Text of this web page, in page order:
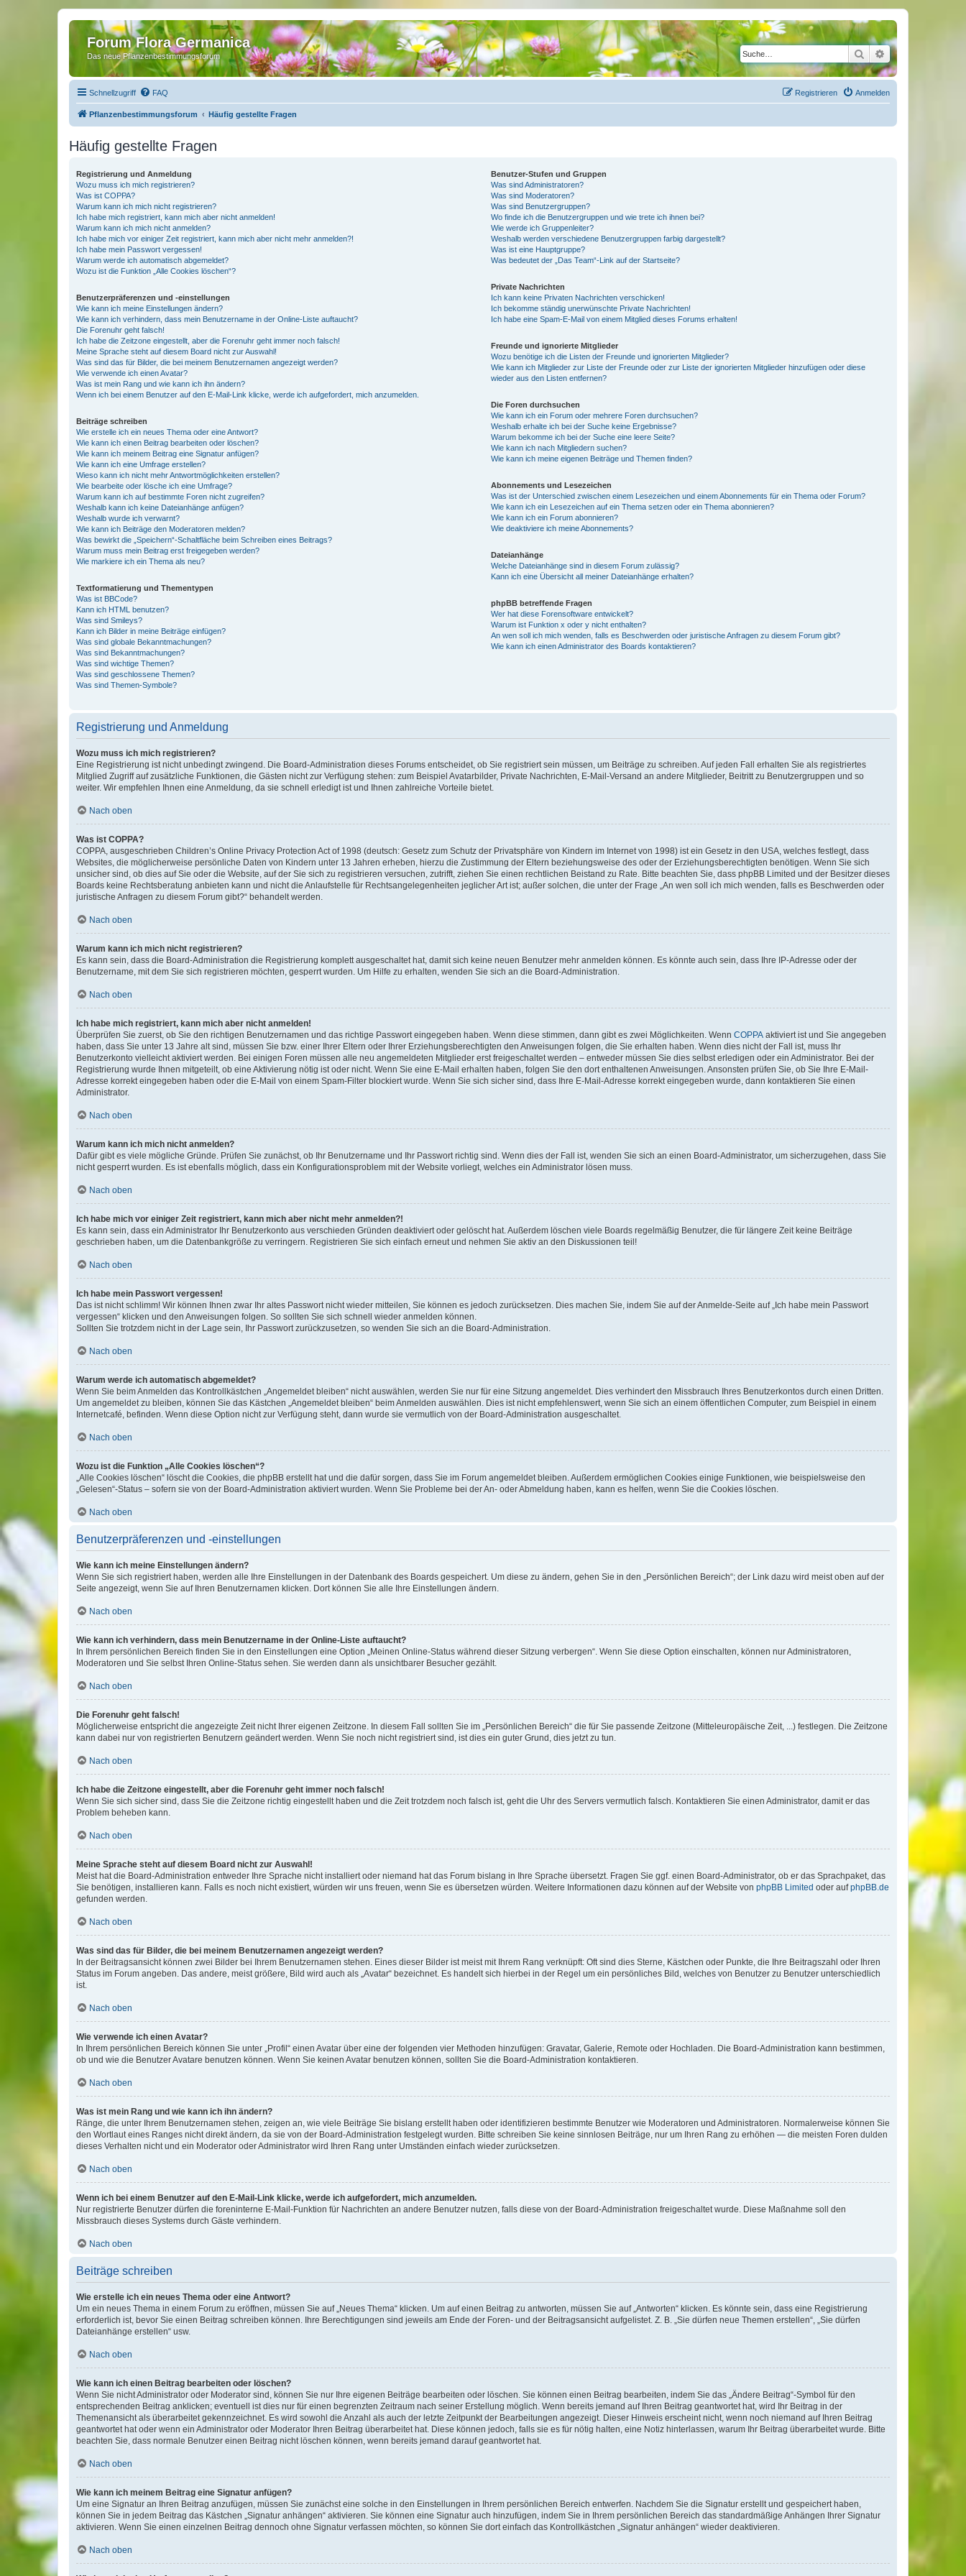
Forum Flora Germanica
Das neue Pflanzenbestimmungsforum SucheErweiterte Suche
Schnellzugriff FAQ Anmelden
Registrieren
Pflanzenbestimmungsforum Häufig gestellte Fragen
Häufig gestellte Fragen
Registrierung und Anmeldung
Wozu muss ich mich registrieren?
Was ist COPPA?
Warum kann ich mich nicht registrieren?
Ich habe mich registriert, kann mich aber nicht anmelden!
Warum kann ich mich nicht anmelden?
Ich habe mich vor einiger Zeit registriert, kann mich aber nicht mehr anmelden?!
Ich habe mein Passwort vergessen!
Warum werde ich automatisch abgemeldet?
Wozu ist die Funktion „Alle Cookies löschen“?
Benutzerpräferenzen und -einstellungen
Wie kann ich meine Einstellungen ändern?
Wie kann ich verhindern, dass mein Benutzername in der Online-Liste auftaucht?
Die Forenuhr geht falsch!
Ich habe die Zeitzone eingestellt, aber die Forenuhr geht immer noch falsch!
Meine Sprache steht auf diesem Board nicht zur Auswahl!
Was sind das für Bilder, die bei meinem Benutzernamen angezeigt werden?
Wie verwende ich einen Avatar?
Was ist mein Rang und wie kann ich ihn ändern?
Wenn ich bei einem Benutzer auf den E-Mail-Link klicke, werde ich aufgefordert, mich anzumelden.
Beiträge schreiben
Wie erstelle ich ein neues Thema oder eine Antwort?
Wie kann ich einen Beitrag bearbeiten oder löschen?
Wie kann ich meinem Beitrag eine Signatur anfügen?
Wie kann ich eine Umfrage erstellen?
Wieso kann ich nicht mehr Antwortmöglichkeiten erstellen?
Wie bearbeite oder lösche ich eine Umfrage?
Warum kann ich auf bestimmte Foren nicht zugreifen?
Weshalb kann ich keine Dateianhänge anfügen?
Weshalb wurde ich verwarnt?
Wie kann ich Beiträge den Moderatoren melden?
Was bewirkt die „Speichern“-Schaltfläche beim Schreiben eines Beitrags?
Warum muss mein Beitrag erst freigegeben werden?
Wie markiere ich ein Thema als neu?
Textformatierung und Thementypen
Was ist BBCode?
Kann ich HTML benutzen?
Was sind Smileys?
Kann ich Bilder in meine Beiträge einfügen?
Was sind globale Bekanntmachungen?
Was sind Bekanntmachungen?
Was sind wichtige Themen?
Was sind geschlossene Themen?
Was sind Themen-Symbole?
Benutzer-Stufen und Gruppen
Was sind Administratoren?
Was sind Moderatoren?
Was sind Benutzergruppen?
Wo finde ich die Benutzergruppen und wie trete ich ihnen bei?
Wie werde ich Gruppenleiter?
Weshalb werden verschiedene Benutzergruppen farbig dargestellt?
Was ist eine Hauptgruppe?
Was bedeutet der „Das Team“-Link auf der Startseite?
Private Nachrichten
Ich kann keine Privaten Nachrichten verschicken!
Ich bekomme ständig unerwünschte Private Nachrichten!
Ich habe eine Spam-E-Mail von einem Mitglied dieses Forums erhalten!
Freunde und ignorierte Mitglieder
Wozu benötige ich die Listen der Freunde und ignorierten Mitglieder?
Wie kann ich Mitglieder zur Liste der Freunde oder zur Liste der ignorierten Mitglieder hinzufügen oder diese
wieder aus den Listen entfernen?
Die Foren durchsuchen
Wie kann ich ein Forum oder mehrere Foren durchsuchen?
Weshalb erhalte ich bei der Suche keine Ergebnisse?
Warum bekomme ich bei der Suche eine leere Seite?
Wie kann ich nach Mitgliedern suchen?
Wie kann ich meine eigenen Beiträge und Themen finden?
Abonnements und Lesezeichen
Was ist der Unterschied zwischen einem Lesezeichen und einem Abonnements für ein Thema oder Forum?
Wie kann ich ein Lesezeichen auf ein Thema setzen oder ein Thema abonnieren?
Wie kann ich ein Forum abonnieren?
Wie deaktiviere ich meine Abonnements?
Dateianhänge
Welche Dateianhänge sind in diesem Forum zulässig?
Kann ich eine Übersicht all meiner Dateianhänge erhalten?
phpBB betreffende Fragen
Wer hat diese Forensoftware entwickelt?
Warum ist Funktion x oder y nicht enthalten?
An wen soll ich mich wenden, falls es Beschwerden oder juristische Anfragen zu diesem Forum gibt?
Wie kann ich einen Administrator des Boards kontaktieren?
Registrierung und Anmeldung
Wozu muss ich mich registrieren?
Eine Registrierung ist nicht unbedingt zwingend. Die Board-Administration dieses Forums entscheidet, ob Sie registriert sein müssen, um Beiträge zu schreiben. Auf jeden Fall erhalten Sie als registriertes
Mitglied Zugriff auf zusätzliche Funktionen, die Gästen nicht zur Verfügung stehen: zum Beispiel Avatarbilder, Private Nachrichten, E-Mail-Versand an andere Mitglieder, Beitritt zu Benutzergruppen und so
weiter. Wir empfehlen Ihnen eine Anmeldung, da sie schnell erledigt ist und Ihnen zahlreiche Vorteile bietet.
Nach oben
Was ist COPPA?
COPPA, ausgeschrieben Children’s Online Privacy Protection Act of 1998 (deutsch: Gesetz zum Schutz der Privatsphäre von Kindern im Internet von 1998) ist ein Gesetz in den USA, welches festlegt, dass
Websites, die möglicherweise persönliche Daten von Kindern unter 13 Jahren erheben, hierzu die Zustimmung der Eltern beziehungsweise des oder der Erziehungsberechtigten benötigen. Wenn Sie sich
unsicher sind, ob dies auf Sie oder die Website, auf der Sie sich zu registrieren versuchen, zutrifft, ziehen Sie einen rechtlichen Beistand zu Rate. Bitte beachten Sie, dass phpBB Limited und der Besitzer dieses
Boards keine Rechtsberatung anbieten kann und nicht die Anlaufstelle für Rechtsangelegenheiten jeglicher Art ist; außer solchen, die unter der Frage „An wen soll ich mich wenden, falls es Beschwerden oder
juristische Anfragen zu diesem Forum gibt?“ behandelt werden.
Nach oben
Warum kann ich mich nicht registrieren?
Es kann sein, dass die Board-Administration die Registrierung komplett ausgeschaltet hat, damit sich keine neuen Benutzer mehr anmelden können. Es könnte auch sein, dass Ihre IP-Adresse oder der
Benutzername, mit dem Sie sich registrieren möchten, gesperrt wurden. Um Hilfe zu erhalten, wenden Sie sich an die Board-Administration.
Nach oben
Ich habe mich registriert, kann mich aber nicht anmelden!
Überprüfen Sie zuerst, ob Sie den richtigen Benutzernamen und das richtige Passwort eingegeben haben. Wenn diese stimmen, dann gibt es zwei Möglichkeiten. Wenn COPPA aktiviert ist und Sie angegeben
haben, dass Sie unter 13 Jahre alt sind, müssen Sie bzw. einer Ihrer Eltern oder Ihrer Erziehungsberechtigten den Anweisungen folgen, die Sie erhalten haben. Wenn dies nicht der Fall ist, muss Ihr
Benutzerkonto vielleicht aktiviert werden. Bei einigen Foren müssen alle neu angemeldeten Mitglieder erst freigeschaltet werden – entweder müssen Sie dies selbst erledigen oder ein Administrator. Bei der
Registrierung wurde Ihnen mitgeteilt, ob eine Aktivierung nötig ist oder nicht. Wenn Sie eine E-Mail erhalten haben, folgen Sie den dort enthaltenen Anweisungen. Ansonsten prüfen Sie, ob Sie Ihre E-Mail-
Adresse korrekt eingegeben haben oder die E-Mail von einem Spam-Filter blockiert wurde. Wenn Sie sich sicher sind, dass Ihre E-Mail-Adresse korrekt eingegeben wurde, dann kontaktieren Sie einen
Administrator.
Nach oben
Warum kann ich mich nicht anmelden?
Dafür gibt es viele mögliche Gründe. Prüfen Sie zunächst, ob Ihr Benutzername und Ihr Passwort richtig sind. Wenn dies der Fall ist, wenden Sie sich an einen Board-Administrator, um sicherzugehen, dass Sie
nicht gesperrt wurden. Es ist ebenfalls möglich, dass ein Konfigurationsproblem mit der Website vorliegt, welches ein Administrator lösen muss.
Nach oben
Ich habe mich vor einiger Zeit registriert, kann mich aber nicht mehr anmelden?!
Es kann sein, dass ein Administrator Ihr Benutzerkonto aus verschieden Gründen deaktiviert oder gelöscht hat. Außerdem löschen viele Boards regelmäßig Benutzer, die für längere Zeit keine Beiträge
geschrieben haben, um die Datenbankgröße zu verringern. Registrieren Sie sich einfach erneut und nehmen Sie aktiv an den Diskussionen teil!
Nach oben
Ich habe mein Passwort vergessen!
Das ist nicht schlimm! Wir können Ihnen zwar Ihr altes Passwort nicht wieder mitteilen, Sie können es jedoch zurücksetzen. Dies machen Sie, indem Sie auf der Anmelde-Seite auf „Ich habe mein Passwort
vergessen“ klicken und den Anweisungen folgen. So sollten Sie sich schnell wieder anmelden können.
Sollten Sie trotzdem nicht in der Lage sein, Ihr Passwort zurückzusetzen, so wenden Sie sich an die Board-Administration.
Nach oben
Warum werde ich automatisch abgemeldet?
Wenn Sie beim Anmelden das Kontrollkästchen „Angemeldet bleiben“ nicht auswählen, werden Sie nur für eine Sitzung angemeldet. Dies verhindert den Missbrauch Ihres Benutzerkontos durch einen Dritten.
Um angemeldet zu bleiben, können Sie das Kästchen „Angemeldet bleiben“ beim Anmelden auswählen. Dies ist nicht empfehlenswert, wenn Sie sich an einem öffentlichen Computer, zum Beispiel in einem
Internetcafé, befinden. Wenn diese Option nicht zur Verfügung steht, dann wurde sie vermutlich von der Board-Administration ausgeschaltet.
Nach oben
Wozu ist die Funktion „Alle Cookies löschen“?
„Alle Cookies löschen“ löscht die Cookies, die phpBB erstellt hat und die dafür sorgen, dass Sie im Forum angemeldet bleiben. Außerdem ermöglichen Cookies einige Funktionen, wie beispielsweise den
„Gelesen“-Status – sofern sie von der Board-Administration aktiviert wurden. Wenn Sie Probleme bei der An- oder Abmeldung haben, kann es helfen, wenn Sie die Cookies löschen.
Nach oben
Benutzerpräferenzen und -einstellungen
Wie kann ich meine Einstellungen ändern?
Wenn Sie sich registriert haben, werden alle Ihre Einstellungen in der Datenbank des Boards gespeichert. Um diese zu ändern, gehen Sie in den „Persönlichen Bereich“; der Link dazu wird meist oben auf der
Seite angezeigt, wenn Sie auf Ihren Benutzernamen klicken. Dort können Sie alle Ihre Einstellungen ändern.
Nach oben
Wie kann ich verhindern, dass mein Benutzername in der Online-Liste auftaucht?
In Ihrem persönlichen Bereich finden Sie in den Einstellungen eine Option „Meinen Online-Status während dieser Sitzung verbergen“. Wenn Sie diese Option einschalten, können nur Administratoren,
Moderatoren und Sie selbst Ihren Online-Status sehen. Sie werden dann als unsichtbarer Besucher gezählt.
Nach oben
Die Forenuhr geht falsch!
Möglicherweise entspricht die angezeigte Zeit nicht Ihrer eigenen Zeitzone. In diesem Fall sollten Sie im „Persönlichen Bereich“ die für Sie passende Zeitzone (Mitteleuropäische Zeit, ...) festlegen. Die Zeitzone
kann dabei nur von registrierten Benutzern geändert werden. Wenn Sie noch nicht registriert sind, ist dies ein guter Grund, dies jetzt zu tun.
Nach oben
Ich habe die Zeitzone eingestellt, aber die Forenuhr geht immer noch falsch!
Wenn Sie sich sicher sind, dass Sie die Zeitzone richtig eingestellt haben und die Zeit trotzdem noch falsch ist, geht die Uhr des Servers vermutlich falsch. Kontaktieren Sie einen Administrator, damit er das
Problem beheben kann.
Nach oben
Meine Sprache steht auf diesem Board nicht zur Auswahl!
Meist hat die Board-Administration entweder Ihre Sprache nicht installiert oder niemand hat das Forum bislang in Ihre Sprache übersetzt. Fragen Sie ggf. einen Board-Administrator, ob er das Sprachpaket, das
Sie benötigen, installieren kann. Falls es noch nicht existiert, würden wir uns freuen, wenn Sie es übersetzen würden. Weitere Informationen dazu können auf der Website von phpBB Limited oder aufphpBB.de
gefunden werden.
Nach oben
Was sind das für Bilder, die bei meinem Benutzernamen angezeigt werden?
In der Beitragsansicht können zwei Bilder bei Ihrem Benutzernamen stehen. Eines dieser Bilder ist meist mit Ihrem Rang verknüpft: Oft sind dies Sterne, Kästchen oder Punkte, die Ihre Beitragszahl oder Ihren
Status im Forum angeben. Das andere, meist größere, Bild wird auch als „Avatar“ bezeichnet. Es handelt sich hierbei in der Regel um ein persönliches Bild, welches von Benutzer zu Benutzer unterschiedlich
ist.
Nach oben
Wie verwende ich einen Avatar?
In Ihrem persönlichen Bereich können Sie unter „Profil“ einen Avatar über eine der folgenden vier Methoden hinzufügen: Gravatar, Galerie, Remote oder Hochladen. Die Board-Administration kann bestimmen,
ob und wie die Benutzer Avatare benutzen können. Wenn Sie keinen Avatar benutzen können, sollten Sie die Board-Administration kontaktieren.
Nach oben
Was ist mein Rang und wie kann ich ihn ändern?
Ränge, die unter Ihrem Benutzernamen stehen, zeigen an, wie viele Beiträge Sie bislang erstellt haben oder identifizieren bestimmte Benutzer wie Moderatoren und Administratoren. Normalerweise können Sie
den Wortlaut eines Ranges nicht direkt ändern, da sie von der Board-Administration festgelegt wurden. Bitte schreiben Sie keine sinnlosen Beiträge, nur um Ihren Rang zu erhöhen — die meisten Foren dulden
dieses Verhalten nicht und ein Moderator oder Administrator wird Ihren Rang unter Umständen einfach wieder zurücksetzen.
Nach oben
Wenn ich bei einem Benutzer auf den E-Mail-Link klicke, werde ich aufgefordert, mich anzumelden.
Nur registrierte Benutzer dürfen die foreninterne E-Mail-Funktion für Nachrichten an andere Benutzer nutzen, falls diese von der Board-Administration freigeschaltet wurde. Diese Maßnahme soll den
Missbrauch dieses Systems durch Gäste verhindern.
Nach oben
Beiträge schreiben
Wie erstelle ich ein neues Thema oder eine Antwort?
Um ein neues Thema in einem Forum zu eröffnen, müssen Sie auf „Neues Thema“ klicken. Um auf einen Beitrag zu antworten, müssen Sie auf „Antworten“ klicken. Es könnte sein, dass eine Registrierung
erforderlich ist, bevor Sie einen Beitrag schreiben können. Ihre Berechtigungen sind jeweils am Ende der Foren- und der Beitragsansicht aufgelistet. Z. B. „Sie dürfen neue Themen erstellen“, „Sie dürfen
Dateianhänge erstellen“ usw.
Nach oben
Wie kann ich einen Beitrag bearbeiten oder löschen?
Wenn Sie nicht Administrator oder Moderator sind, können Sie nur Ihre eigenen Beiträge bearbeiten oder löschen. Sie können einen Beitrag bearbeiten, indem Sie das „Ändere Beitrag“-Symbol für den
entsprechenden Beitrag anklicken; eventuell ist dies nur für einen begrenzten Zeitraum nach seiner Erstellung möglich. Wenn bereits jemand auf Ihren Beitrag geantwortet hat, wird Ihr Beitrag in der
Themenansicht als überarbeitet gekennzeichnet. Es wird sowohl die Anzahl als auch der letzte Zeitpunkt der Bearbeitungen angezeigt. Dieser Hinweis erscheint nicht, wenn noch niemand auf Ihren Beitrag
geantwortet hat oder wenn ein Administrator oder Moderator Ihren Beitrag überarbeitet hat. Diese können jedoch, falls sie es für nötig halten, eine Notiz hinterlassen, warum Ihr Beitrag überarbeitet wurde. Bitte
beachten Sie, dass normale Benutzer einen Beitrag nicht löschen können, wenn bereits jemand darauf geantwortet hat.
Nach oben
Wie kann ich meinem Beitrag eine Signatur anfügen?
Um eine Signatur an Ihren Beitrag anzufügen, müssen Sie zunächst eine solche in den Einstellungen in Ihrem persönlichen Bereich entwerfen. Nachdem Sie die Signatur erstellt und gespeichert haben,
können Sie in jedem Beitrag das Kästchen „Signatur anhängen“ aktivieren. Sie können eine Signatur auch hinzufügen, indem Sie in Ihrem persönlichen Bereich das standardmäßige Anhängen Ihrer Signatur
aktivieren. Wenn Sie einen einzelnen Beitrag dennoch ohne Signatur verfassen möchten, so können Sie dort einfach das Kontrollkästchen „Signatur anhängen“ wieder deaktivieren.
Nach oben